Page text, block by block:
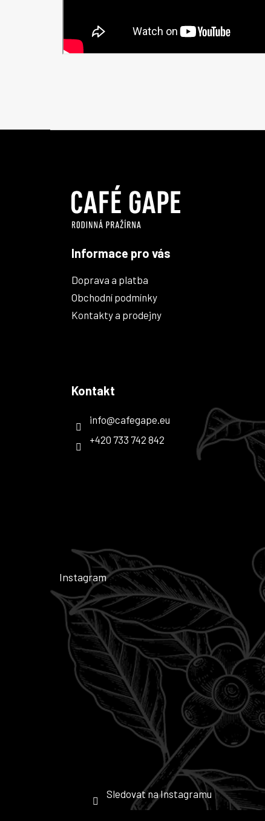
Informace pro vás
Doprava a platba
Obchodní podmínky
Kontakty a prodejny
Kontakt
info@cafegape.eu
+420 733 742 842
Instagram
Sledovat na Instagramu
109 návštěvníků
navštívilo tuto stránku